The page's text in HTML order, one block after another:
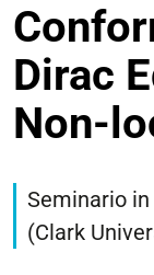
Dirac
Non-
invariant-
dirac-
equation-
Seminario
(Clark